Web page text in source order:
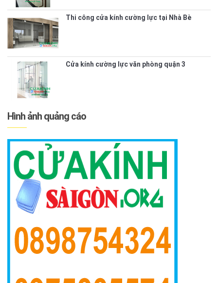
Thi công cửa kính cường lực tại Nhà Bè
Cửa kính cường lực văn phòng quận 3
Hình ảnh quảng cáo